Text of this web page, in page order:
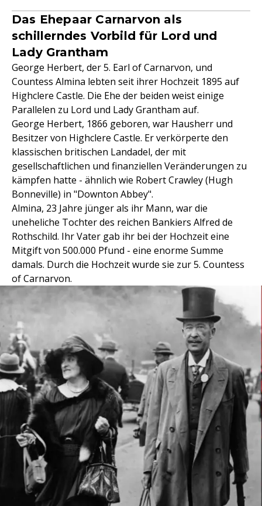
Das Ehepaar Carnarvon als
schillerndes Vorbild für Lord und
Lady Grantham
George Herbert, der 5. Earl of Carnarvon, und
Countess Almina lebten seit ihrer Hochzeit 1895 auf
Highclere Castle. Die Ehe der beiden weist einige
Parallelen zu Lord und Lady Grantham auf.
George Herbert, 1866 geboren, war Hausherr und
Besitzer von Highclere Castle. Er verkörperte den
klassischen britischen Landadel, der mit
gesellschaftlichen und finanziellen Veränderungen zu
kämpfen hatte - ähnlich wie Robert Crawley (Hugh
Bonneville) in "Downton Abbey".
Almina, 23 Jahre jünger als ihr Mann, war die
uneheliche Tochter des reichen Bankiers Alfred de
Rothschild. Ihr Vater gab ihr bei der Hochzeit eine
Mitgift von 500.000 Pfund - eine enorme Summe
damals. Durch die Hochzeit wurde sie zur 5. Countess
of Carnarvon.